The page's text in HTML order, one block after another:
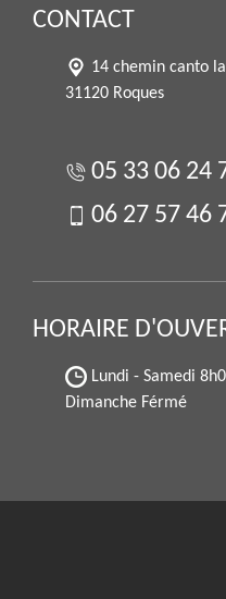
CONTACT
14 chemin canto
31120 Roques
05 33 06 24
06 27 57 46
HORAIRE
Lundi - Samedi
Dimanche Férmé